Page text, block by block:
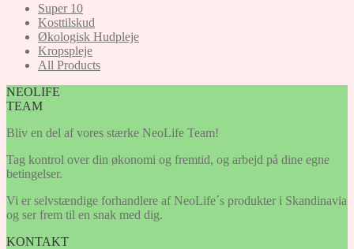
Super 10
Kosttilskud
Økologisk Hudpleje
Kropspleje
All Products
NEOLIFE
TEAM
Bliv en del af vores stærke NeoLife Team!
Tag kontrol over din økonomi og fremtid, og arbejd på dine egne
betingelser.
Vi er selvstændige forhandlere af NeoLife´s produkter i Skandinavia
og ser frem til en snak med dig.
KONTAKT